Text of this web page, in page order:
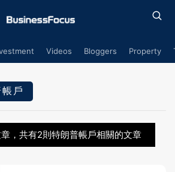
Videos Bloggers Property
戶
，共有2則特朗普帳戶相關的文章